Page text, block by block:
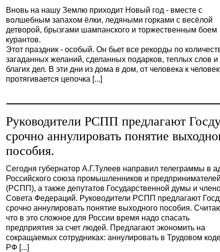
Вновь на нашу Землю приходит Новый год - вместе с
волшебным запахом ёлки, ледяными горками с весёлой
детворой, брызгами шампанского и торжественным боем
курантов.
Этот праздник - особый. Он бьет все рекорды по
загаданных желаний, сделанных подарков, теплых слов и
благих дел. В эти дни из дома в дом, от человека к
протягивается цепочка [...]
Руководители РСПП предлагают
срочно аннулировать понятие
пособия.
Сегодня губернатор А.Г.Тулеев направил телеграммы в
Российского союза промышленников и
(РСПП), а также депутатов Государственной думы и
Совета Федераций. Руководители РСПП предлагают
срочно аннулировать понятие выходного пособия.
что в это сложное для России время надо спасать
предприятия за счет людей. Предлагают экономить на
сокращаемых сотрудниках: аннулировать в Трудовом
РФ [...]